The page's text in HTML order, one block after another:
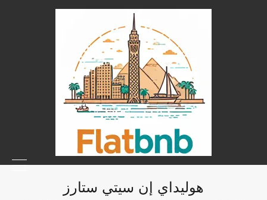
هوليداي إن سيتي ستارز